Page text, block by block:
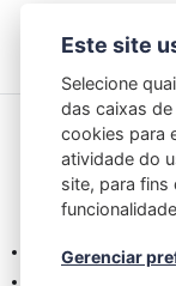
Subscribe to Mono
Sign up to
with us!
Termos e
Este site
Selecione
das caixas
cookies para
atividade do
site, para fins
Gerenciar